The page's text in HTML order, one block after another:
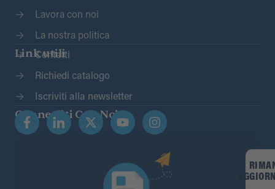
Lavora con noi
La nostra politica
Link utili
Contatti
Richiedi catalogo
Iscriviti alla newsletter
Connettiti Con Noi